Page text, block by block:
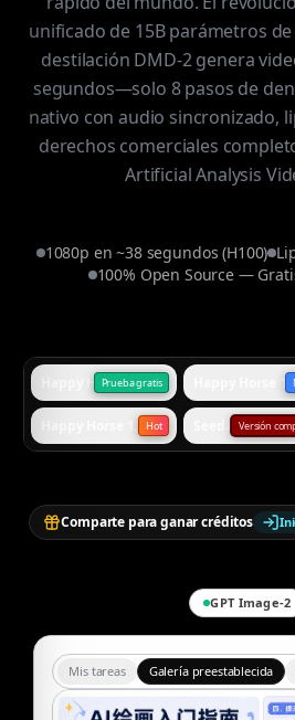
unificado de 15B parámetros
destilación DMD-2 genera
segundos—solo 8 pasos de
nativo con audio sincronizado,
derechos comerciales
Artificial Analysis
1080p en ~38 segundos (H100)
100% Open Source —
Happy Horse 1.0 Standard
Prueba gratis
Hot
Happy Horse
Seedance 2.0
Versión
Comparte para ganar créditos
GPT Image-2
Mis tareas Galería preestablecida